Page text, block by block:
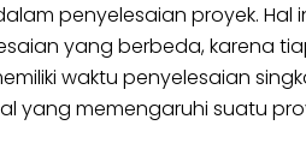
penyelesaian proyek.
yang berbeda, karena
waktu penyelesaian
yang memengaruhi suatu